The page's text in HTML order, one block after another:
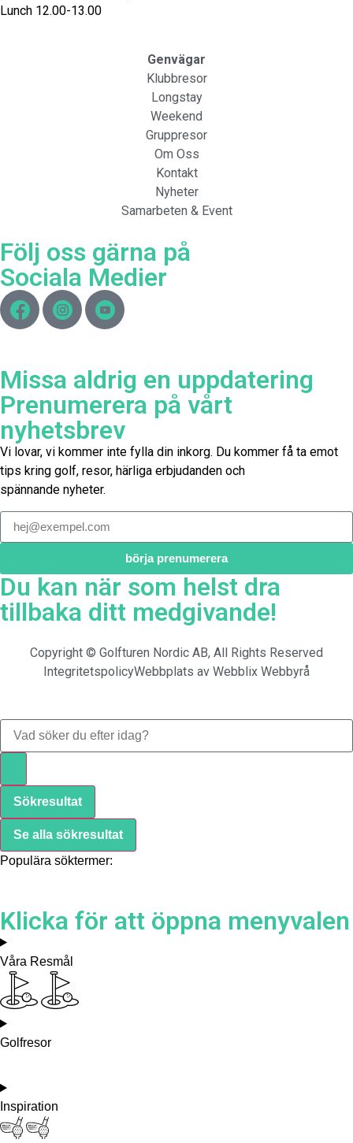
Lunch 12.00-13.00
Genvägar
Klubbresor
Longstay
Weekend
Gruppresor
Om Oss
Kontakt
Nyheter
Samarbeten & Event
Följ oss gärna på
Sociala Medier
Missa aldrig en uppdatering
Prenumerera på vårt
nyhetsbrev
Vi lovar, vi kommer inte fylla din inkorg. Du kommer få ta emot
tips kring golf, resor, härliga erbjudanden och
spännande nyheter.
börja prenumerera
Du kan när som helst dra
tillbaka ditt medgivande!
Copyright © Golfturen Nordic AB, All Rights Reserved
IntegritetspolicyWebbplats av Webblix Webbyrå
Sökresultat
Se alla sökresultat
Populära söktermer:
Klicka för att öppna menyvalen
Våra Resmål
Golfresor
Inspiration